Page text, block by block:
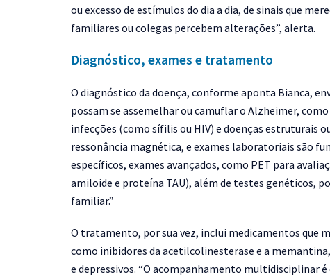
ou excesso de estímulos do dia a dia, de sinais que
familiares ou colegas percebem alterações”, alerta.
Diagnóstico, exames e tratamento
O diagnóstico da doença, conforme aponta Bianca,
possam se assemelhar ou camuflar o Alzheimer,
infecções (como sífilis ou HIV) e doenças estruturais
ressonância magnética, e exames laboratoriais são
específicos, exames avançados, como PET para
amiloide e proteína TAU), além de testes genéticos,
familiar.”
O tratamento, por sua vez, inclui medicamentos
como inibidores da acetilcolinesterase e a
e depressivos. “O acompanhamento multidisciplinar